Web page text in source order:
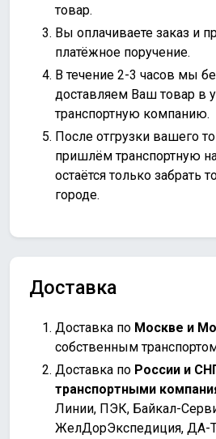
товар.
Вы оплачиваете заказ и
платёжное поручение.
В течение 2-3 часов мы
доставляем Ваш товар в
транспортную компанию.
После отгрузки вашего
пришлём транспортную
остаётся только забрать
городе.
Доставка
Доставка по Москве и
собственным
Доставка по России и
транспортными
Линии, ПЭК, Байкал-
ЖелДорЭкспедиция,